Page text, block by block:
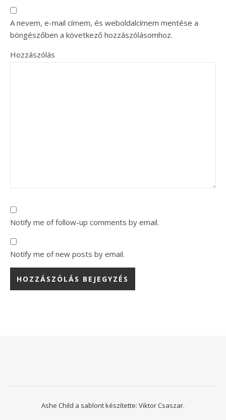
A nevem, e-mail címem, és weboldalcímem mentése a
böngészőben a következő hozzászólásomhoz.
Hozzászólás
Notify me of follow-up comments by email.
Notify me of new posts by email.
Ashe Child a sablont készítette: Viktor Csaszar.